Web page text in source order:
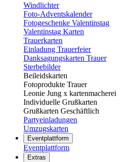
Windlichter
Foto-Adventskalender
Fotogeschenke Valentinstag
Valentinstag Karten
Trauerkarten
Einladung Trauerfeier
Danksagungskarten Trauer
Sterbebilder
Beileidskarten
Fotoprodukte Trauer
Leonie Jung x kartenmacherei
Individuelle Grußkarten
Grußkarten Geschäftlich
Partyeinladungen
Umzugskarten
Eventplattform
Eventplattform
Extras